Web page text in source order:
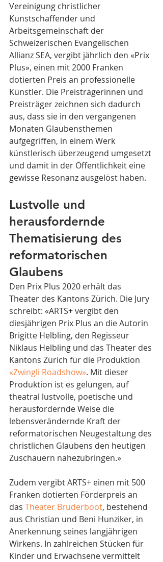
Vereinigung christlicher
Kunstschaffender und
Arbeitsgemeinschaft der
Schweizerischen Evangelischen
Allianz SEA, vergibt jährlich den «Prix
Plus», einen mit 2000 Franken
dotierten Preis an professionelle
Künstler. Die Preisträgerinnen und
Preisträger zeichnen sich dadurch
aus, dass sie in den vergangenen
Monaten Glaubensthemen
aufgegriffen, in einem Werk
künstlerisch überzeugend umgesetzt
und damit in der Öffentlichkeit eine
gewisse Resonanz ausgelöst haben.
Lustvolle und
herausfordernde
Thematisierung des
reformatorischen
Glaubens
Den Prix Plus 2020 erhält das
Theater des Kantons Zürich. Die Jury
schreibt: «ARTS+ vergibt den
diesjährigen Prix Plus an die Autorin
Brigitte Helbling, den Regisseur
Niklaus Helbling und das Theater des
Kantons Zürich für die Produktion
«Zwingli Roadshow». Mit dieser
Produktion ist es gelungen, auf
theatral lustvolle, poetische und
herausfordernde Weise die
lebensverändernde Kraft der
reformatorischen Neugestaltung des
christlichen Glaubens den heutigen
Zuschauern nahezubringen.»
Zudem vergibt ARTS+ einen mit 500
Franken dotierten Förderpreis an
das Theater Bruderboot, bestehend
aus Christian und Beni Hunziker, in
Anerkennung seines langjährigen
Wirkens. In zahlreichen Stücken für
Kinder und Erwachsene vermittelt